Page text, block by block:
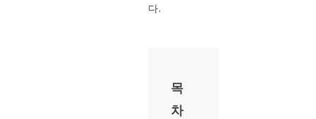
다.
목
차